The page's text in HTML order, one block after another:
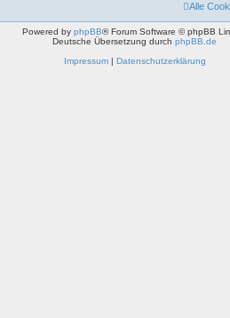
Alle
Powered by phpBB® Forum Software © phpBB
Deutsche Übersetzung durch phpBB.de
Impressum| Datenschutzerklärung